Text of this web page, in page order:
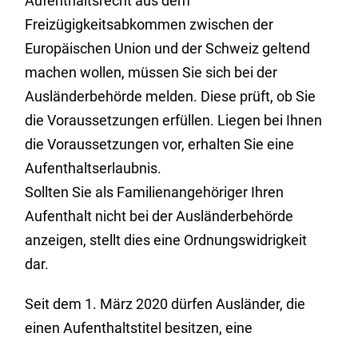
Freizügigkeitsabkommen zwischen der
Europäischen Union und der Schweiz geltend
machen wollen, müssen Sie sich bei der
Ausländerbehörde melden. Diese prüft, ob Sie
die Voraussetzungen erfüllen. Liegen bei Ihnen
die Voraussetzungen vor, erhalten Sie eine
Aufenthaltserlaubnis.
Sollten Sie als Familienangehöriger Ihren
Aufenthalt nicht bei der Ausländerbehörde
anzeigen, stellt dies eine Ordnungswidrigkeit
dar.
Seit dem 1. März 2020 dürfen Ausländer, die
einen Aufenthaltstitel besitzen, eine